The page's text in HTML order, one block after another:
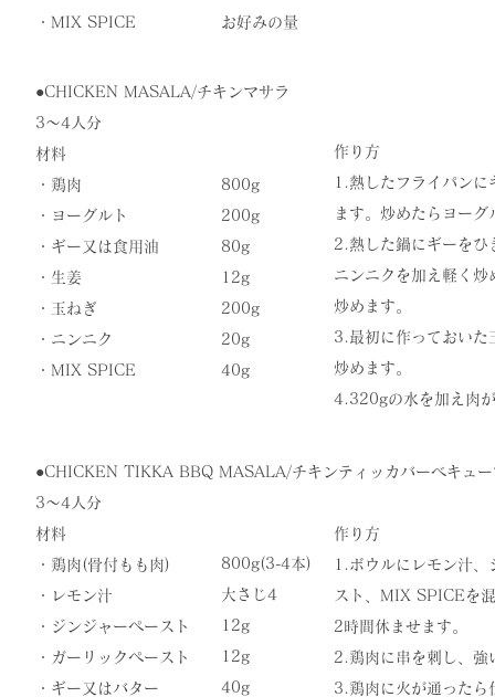
​・MIX SPICE
​お好みの量
●​CHICKEN MASALA/チキンマサラ
3〜4人分
材料
・鶏肉
・ヨーグルト
・ギー又は食用油
・生姜
・玉ねぎ
・ニンニク
​・MIX SPICE
800g
200g
80g
12g
200g
20g
​40g
作り方
​1.熱したフライパンに
ます。炒めたらヨー
2. 熱した鍋にギーをひ
ニンニクを加え軽く
炒めます。
3.最初に作っておいた
炒めます。
​4.320gの水を加え肉
●​CHICKEN TIKKA BBQ MASALA/チキンティッカバーベキュー
3〜4人分
材料
・鶏肉(骨付もも肉)
・レモン汁
・ジンジャーペースト
・ガーリックペースト
・ギー又はバター
800g(3-4本)
大さじ4
12g
12g
40g
作り方
​1.ボウルにレモン汁、
スト、MIX SPICEを
2時間休ませます。
2.鶏肉に串を刺し、強
​3.鶏肉に火が通ったら